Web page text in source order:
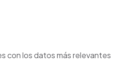
con los datos más relevantes